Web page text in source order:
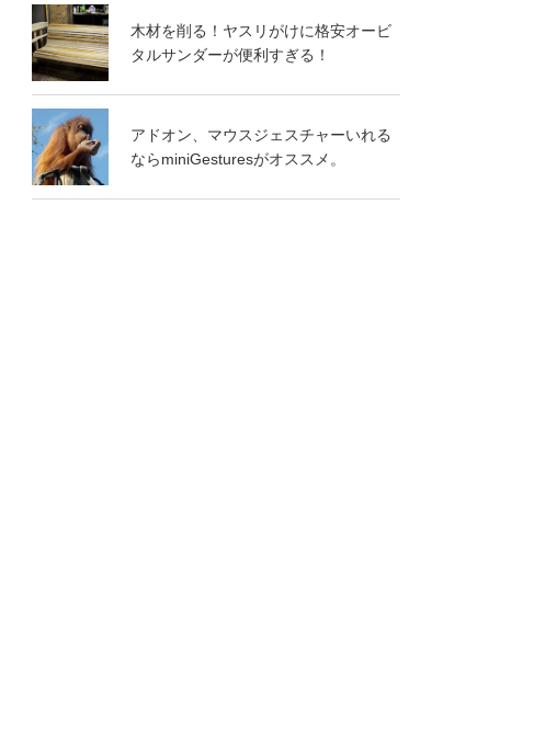
木材を削る！ヤスリがけに格安オービ
タルサンダーが便利すぎる！
アドオン、マウスジェスチャーいれる
ならminiGesturesがオススメ。